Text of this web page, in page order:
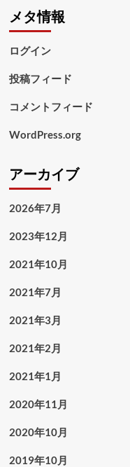
メタ情報
ログイン
投稿フィード
コメントフィード
WordPress.org
アーカイブ
2026年7月
2023年12月
2021年10月
2021年7月
2021年3月
2021年2月
2021年1月
2020年11月
2020年10月
2019年10月